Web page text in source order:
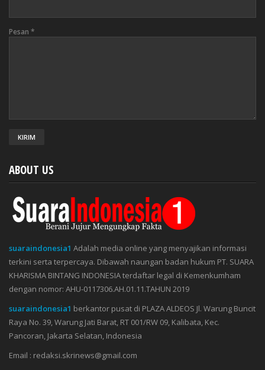
Pesan *
ABOUT US
suaraindonesia1 Adalah media online yang menyajikan informasi
terkini serta terpercaya. Dibawah naungan badan hukum PT. SUARA
KHARISMA BINTANG INDONESIA terdaftar legal di Kemenkumham
dengan nomor: AHU-0117306.AH.01.11.TAHUN 2019
suaraindonesia1 berkantor pusat di PLAZA ALDEOS Jl. Warung Buncit
Raya No. 39, Warung Jati Barat, RT 001/RW 09, Kalibata, Kec.
Pancoran, Jakarta Selatan, Indonesia
Email : redaksi.skrinews@gmail.com